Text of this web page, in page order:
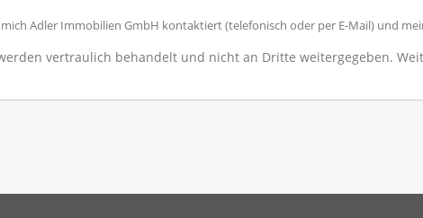
Adler Immobilien GmbH kontaktiert (telefonisch oder per E-Mail) und
vertraulich behandelt und nicht an Dritte weitergegeben.